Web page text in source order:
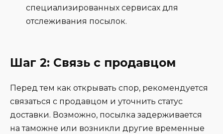
специализированных сервисах для
отслеживания посылок.
Шаг 2: Связь с продавцом
Перед тем как открывать спор, рекомендуется
связаться с продавцом и уточнить статус
доставки. Возможно, посылка задерживается
на таможне или возникли другие временные